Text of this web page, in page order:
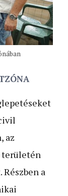
az
területén
a